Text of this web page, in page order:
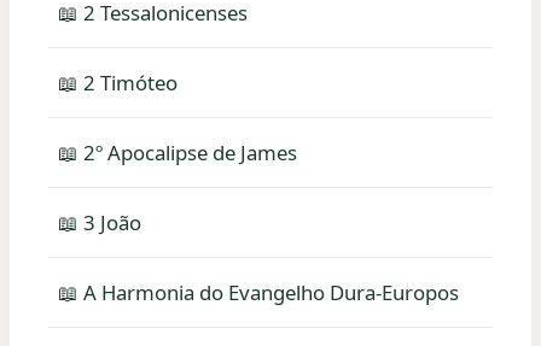
📖 2 Tessalonicenses
📖 2 Timóteo
📖 2º Apocalipse de James
📖 3 João
📖 A Harmonia do Evangelho Dura-Europos